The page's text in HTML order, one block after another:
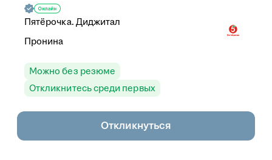
Пятёрочка. Диджитал
Пронина
Можно без резюме
Откликнитесь среди первых
Откликнуться